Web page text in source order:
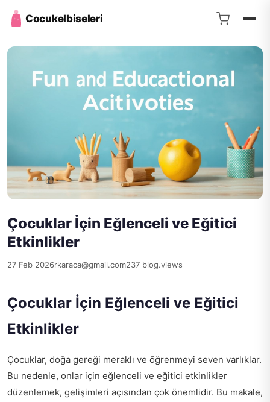
Cocukelbiseleri
Çocuklar İçin Eğlenceli ve Eğitici
Etkinlikler
27 Feb 2026rkaraca@gmail.com237 blog.views
Çocuklar İçin Eğlenceli ve Eğitici
Etkinlikler
Çocuklar, doğa gereği meraklı ve öğrenmeyi seven varlıklar.
Bu nedenle, onlar için eğlenceli ve eğitici etkinlikler
düzenlemek, gelişimleri açısından çok önemlidir. Bu makale,